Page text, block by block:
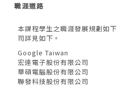
職涯道路
本課程學生之職涯發展規劃如
司詳見如下。
Google Taiwan
宏達電子股份有限公司
華碩電腦股份有限公司
聯發科技股份有限公司